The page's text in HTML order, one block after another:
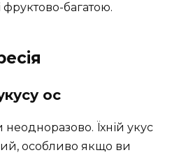
фруктово-багатою.
ос
Їхній укус
особливо якщо ви